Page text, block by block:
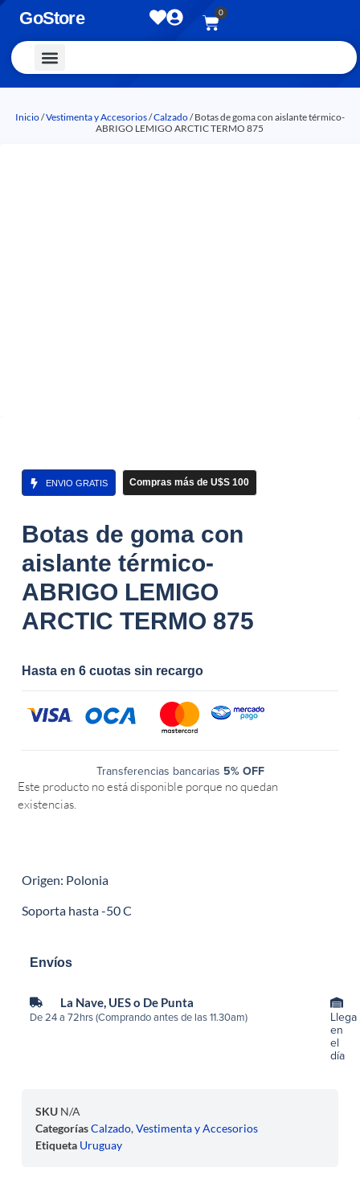
GoStore 0
Inicio/Vestimenta y Accesorios/Calzado/ Botas de goma con aislante térmico-
ABRIGO LEMIGO ARCTIC TERMO 875
ENVIO GRATIS Compras más de U$S 100
Botas de goma con
aislante térmico-
ABRIGO LEMIGO
ARCTIC TERMO 875
Hasta en 6 cuotas sin recargo
Transferencias bancarias 5% OFF
Este producto no está disponible porque no quedan
existencias.
Origen: Polonia
Soporta hasta -50 C
Envíos
La Nave, UES o De Punta
De 24 a 72hrs (Comprando antes de las 11.30am)
Llega
en
el
día
SKU N/A
CategoríasCalzado,Vestimenta y Accesorios
Etiqueta Uruguay